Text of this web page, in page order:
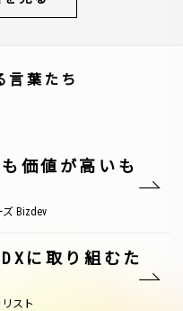
言葉たち
価値が高いも
Bizdev
に取り組むた
スト